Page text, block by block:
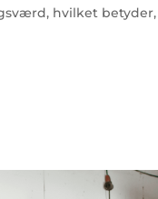
hvilket